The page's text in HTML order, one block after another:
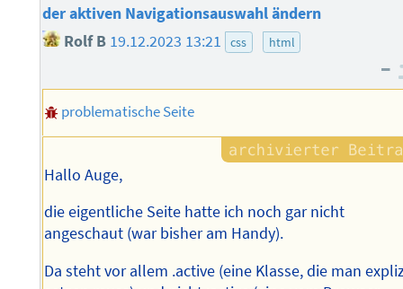
der aktiven Navigationsauswahl ändern
Rolf B 19.12.2023 13:21 css html
–
problematische Seite
Hallo Auge,
die eigentliche Seite hatte ich noch gar nicht
angeschaut (war bisher am Handy).
Da steht vor allem .active (eine Klasse, die man